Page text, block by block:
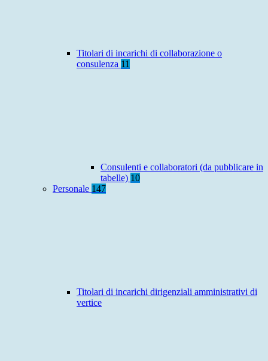
Titolari di incarichi di collaborazione o
consulenza 11
Consulenti e collaboratori (da pubblicare in
tabelle) 10
Personale 147
Titolari di incarichi dirigenziali amministrativi di
vertice